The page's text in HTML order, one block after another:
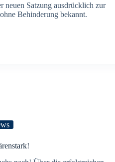
Satzung ausdrücklich zur
Behinderung bekannt.